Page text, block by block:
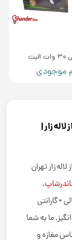
موجودی
زار |
از لاله زار تهران
.
+ گارانتی
ما به شما
مغازه و